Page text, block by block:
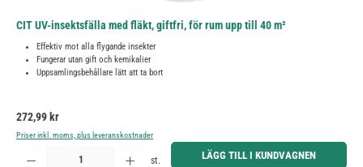
CIT UV-insektsfälla med fläkt, giftfri, för rum upp till 40 m²
Effektiv mot alla flygande insekter
Fungerar utan gift och kemikalier
Uppsamlingsbehållare lätt att ta bort
Ordinarie pris:
272,99 kr
Priser inkl. moms, plus leveranskostnader
Produktkvantitet: Ange önskat belopp eller använd knapparna för att öka eller minska kvantiteten.
st. LÄGG TILL I KUNDVAGNEN